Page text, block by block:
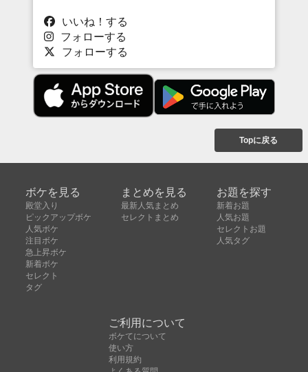
いいね！する
フォローする
フォローする
Topに戻る
ボケを見る
殿堂入り
ピックアップボケ
人気ボケ
注目ボケ
急上昇ボケ
新着ボケ
セレクト
タグ
まとめを見る
最新人気まとめ
セレクトまとめ
お題を探す
新着お題
人気お題
セレクトお題
人気タグ
ご利用について
ボケてについて
使い方
利用規約